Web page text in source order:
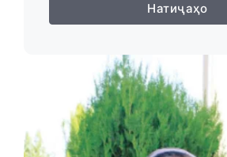
Натиҷаҳо